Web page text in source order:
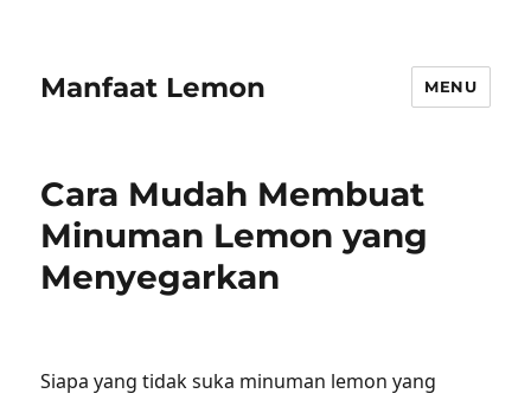
Manfaat Lemon MENU
Cara Mudah Membuat
Minuman Lemon yang
Menyegarkan
Siapa yang tidak suka minuman lemon yang